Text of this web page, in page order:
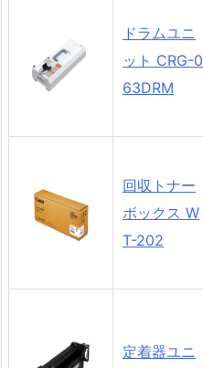
ドラムユニ
ット CRG-0
63DRM
回収トナー
ボックス W
T-202
定着器ユニ